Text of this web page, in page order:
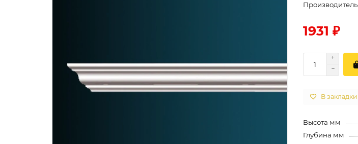
Производитель
1931 ₽
В закладки
Высота мм
Глубина мм